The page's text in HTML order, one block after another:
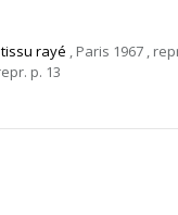
rayé , Paris 1967 ,
p. 13